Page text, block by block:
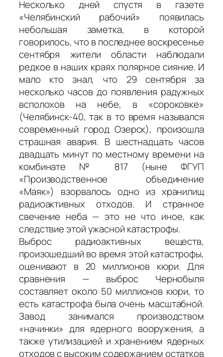
Несколько дней спустя в газете
«Челябинский рабочий» появилась
небольшая заметка, в которой
говорилось, что в последнее воскресенье
сентября жители области наблюдали
редкое в наших краях полярное сияние. И
мало кто знал, что 29 сентября за
несколько часов до появления радужных
всполохов на небе, в «сороковке»
(Челябинск-40, так в то время назывался
современный город Озерск), произошла
страшная авария. В шестнадцать часов
двадцать минут по местному времени на
комбинате № 817 (ныне ФГУП
«Производственное объединение
«Маяк») взорвалось одно из хранилищ
радиоактивных отходов. И странное
свечение неба — это не что иное, как
следствие этой ужасной катастрофы.
Выброс радиоактивных веществ,
произошедший во время этой катастрофы,
оценивают в 20 миллионов кюри. Для
сравнения — выброс Чернобыля
составляет около 50 миллионов кюри, то
есть катастрофа была очень масштабной.
Завод занимался производством
«начинки» для ядерного вооружения, а
также утилизацией и хранением ядерных
отходов с высоким содержанием остатков